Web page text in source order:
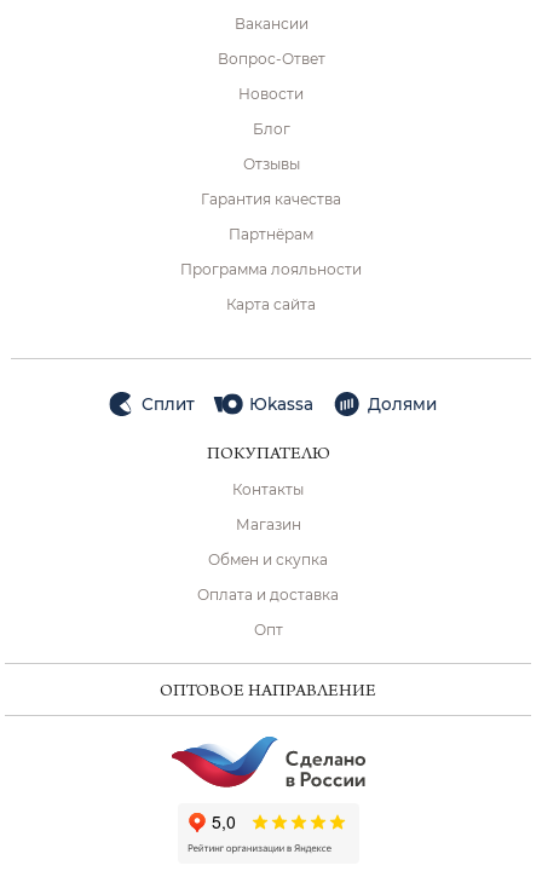
Вакансии
Вопрос-Ответ
Новости
Блог
Отзывы
Гарантия качества
Партнёрам
Программа лояльности
Карта сайта
Сплит Юkassa Долями
ПОКУПАТЕЛЮ
Контакты
Магазин
Обмен и скупка
Оплата и доставка
Опт
ОПТОВОЕ НАПРАВЛЕНИЕ